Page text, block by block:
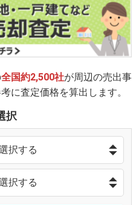
全国約2,500社が周辺の売出事
に査定価格を算出します。
択